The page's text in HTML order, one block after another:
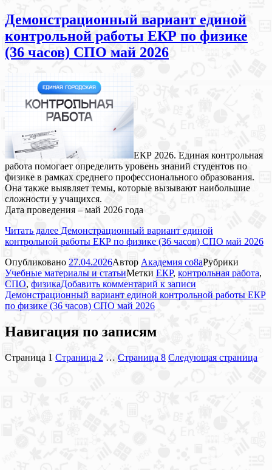
Демонстрационный вариант единой
контрольной работы ЕКР по физике
(36 часов) СПО май 2026
ЕКР 2026. Единая контрольная
работа помогает определить уровень знаний студентов по
физике в рамках среднего профессионального образования.
Она также выявляет темы, которые вызывают наибольшие
сложности у учащихся.
Дата проведения – май 2026 года
Читать далее Демонстрационный вариант единой
контрольной работы ЕКР по физике (36 часов) СПО май 2026
Опубликовано 27.04.2026Автор Академия co8aРубрики
Учебные материалы и статьиМетки ЕКР, контрольная работа,
СПО, физикаДобавить комментарий к записи
Демонстрационный вариант единой контрольной работы ЕКР
по физике (36 часов) СПО май 2026
Навигация по записям
Страница 1 Страница 2 … Страница 8 Следующая страница